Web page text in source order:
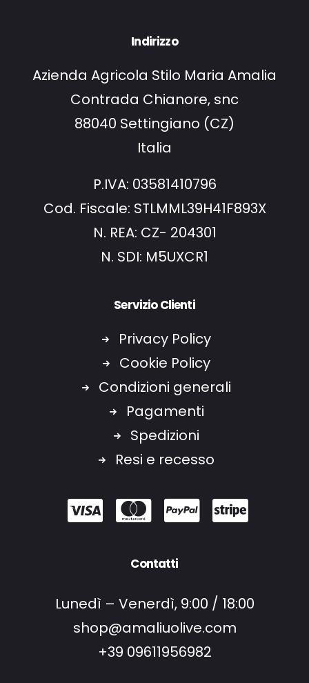
Indirizzo
Azienda Agricola Stilo Maria Amalia
Contrada Chianore, snc
88040 Settingiano (CZ)
Italia
P.IVA: 03581410796
Cod. Fiscale: STLMML39H41F893X
N. REA: CZ- 204301
N. SDI: M5UXCR1
Servizio Clienti
Privacy Policy
Cookie Policy
Condizioni generali
Pagamenti
Spedizioni
Resi e recesso
Contatti
Lunedì – Venerdì, 9:00 / 18:00
shop@amaliuolive.com
+39 09611956982